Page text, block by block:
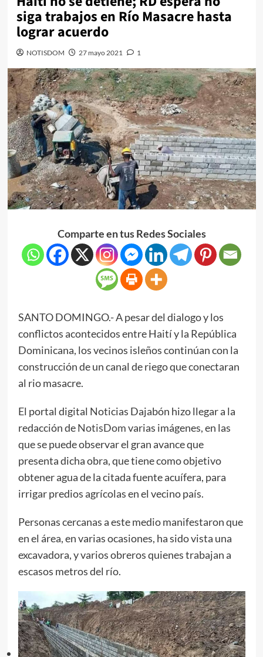
siga trabajos en Río Masacre hasta
lograr acuerdo
NOTISDOM 27 mayo 2021 1
Comparte en tus Redes Sociales
SANTO DOMINGO.- A pesar del dialogo y los
conflictos acontecidos entre Haití y la República
Dominicana, los vecinos isleños continúan con la
construcción de un canal de riego que conectaran
al rio masacre.
El portal digital Noticias Dajabón hizo llegar a la
redacción deNotisDomvarias imágenes, en las
que se puede observar el gran avance que
presenta dicha obra, que tiene como objetivo
obtener agua de la citada fuente acuífera, para
irrigar predios agrícolas en el vecino país.
Personas cercanas a este medio manifestaron que
en el área, en varias ocasiones, ha sido vista una
excavadora, y varios obreros quienes trabajan a
escasos metros del río.